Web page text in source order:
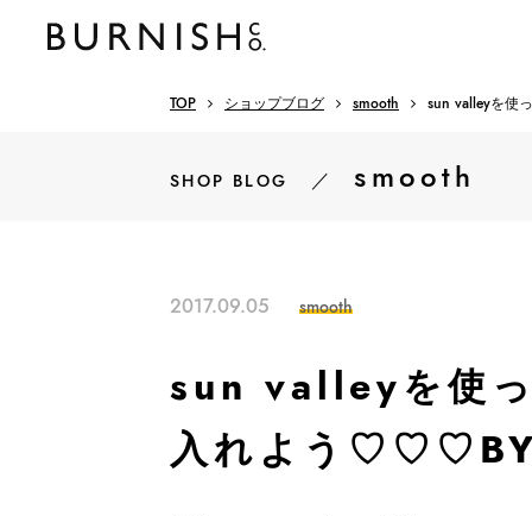
TOP ショップブログ smooth sun valleyを使
SHOP BLOG ／ smooth
2017.09.05 smooth
sun valleyを使
入れよう